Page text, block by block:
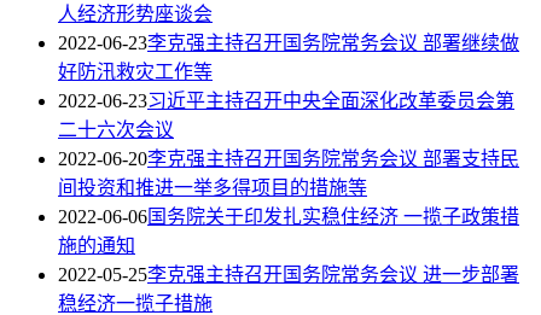
人经济形势座谈会
2022-06-23李克强主持召开国务院常务会议 部署继续做
好防汛救灾工作等
2022-06-23习近平主持召开中央全面深化改革委员会第
二十六次会议
2022-06-20李克强主持召开国务院常务会议 部署支持民
间投资和推进一举多得项目的措施等
2022-06-06国务院关于印发扎实稳住经济 一揽子政策措
施的通知
2022-05-25李克强主持召开国务院常务会议 进一步部署
稳经济一揽子措施